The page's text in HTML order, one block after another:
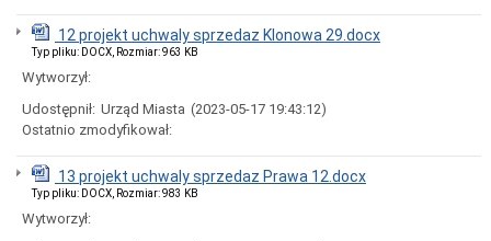
Ogłoszenia
obwieszczenia
w
roku
obwieszczenia
2023
roku
12 projekt uchwaly sprzedaz Klonowa 29.docx
Typ pliku: DOCX, Rozmiar: 963 KB
Wytworzył:
Udostępnił: Urząd Miasta (2023-05-17 19:43:12)
Ostatnio zmodyfikował:
13 projekt uchwaly sprzedaz Prawa 12.docx
Typ pliku: DOCX, Rozmiar: 983 KB
Wytworzył: